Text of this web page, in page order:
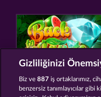
Gizliliğinizi
Biz ve887 iş ortaklarımız,
benzersiz tanımlayıcılar